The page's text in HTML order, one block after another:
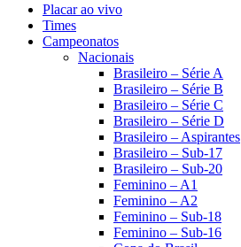
Placar ao vivo
Times
Campeonatos
Nacionais
Brasileiro – Série A
Brasileiro – Série B
Brasileiro – Série C
Brasileiro – Série D
Brasileiro – Aspirantes
Brasileiro – Sub-17
Brasileiro – Sub-20
Feminino – A1
Feminino – A2
Feminino – Sub-18
Feminino – Sub-16